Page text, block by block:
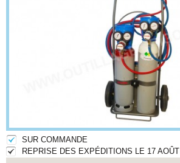
SUR COMMANDE
REPRISE DES EXPÉDITIONS LE 17 AOÛT